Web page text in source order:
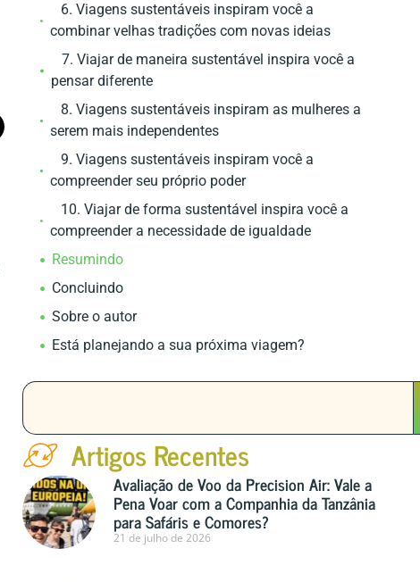
6. Viagens sustentáveis inspiram você a
combinar velhas tradições com novas ideias
7. Viajar de maneira sustentável inspira você a
pensar diferente
8. Viagens sustentáveis ​​inspiram as mulheres a
serem mais independentes
9. Viagens sustentáveis inspiram você a
compreender seu próprio poder
10. Viajar de forma sustentável inspira você a
compreender a necessidade de igualdade
Resumindo
Concluindo
Sobre o autor
Está planejando a sua próxima viagem?
Artigos Recentes
Avaliação de Voo da Precision Air: Vale a
Pena Voar com a Companhia da Tanzânia
para Safáris e Comores?
21 de julho de 2026